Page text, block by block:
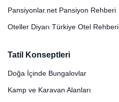
Pansiyonlar.net Pansiyon Rehberi
Oteller Diyarı Türkiye Otel Rehberi
Tatil Konseptleri
Doğa İçinde Bungalovlar
Kamp ve Karavan Alanları